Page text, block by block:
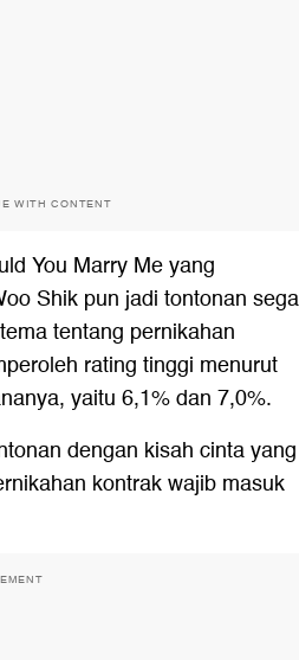
WITH CONTENT
You Marry Me yang
Shik pun jadi tontonan
tentang pernikahan
rating tinggi menurut
yaitu 6,1% dan 7,0%.
dengan kisah cinta yang
kontrak wajib masuk